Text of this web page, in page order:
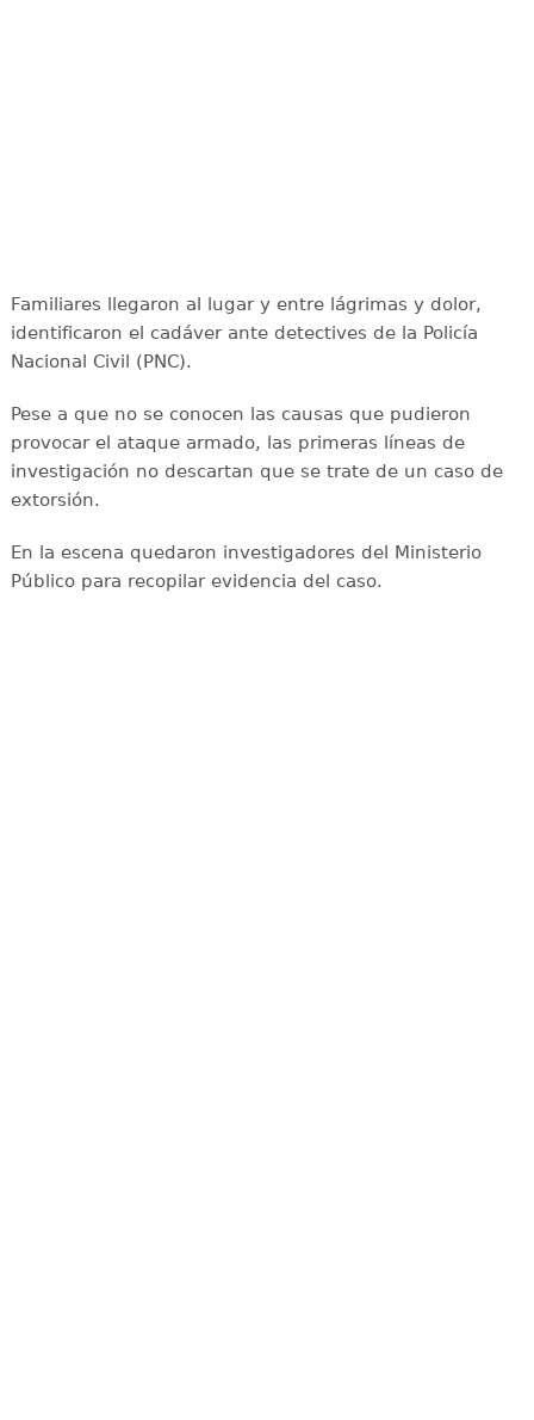
Familiares llegaron al lugar y entre lágrimas y dolor,
identificaron el cadáver ante detectives de la Policía
Nacional Civil (PNC).
Pese a que no se conocen las causas que pudieron
provocar el ataque armado, las primeras líneas de
investigación no descartan que se trate de un caso de
extorsión.
En la escena quedaron investigadores del Ministerio
Público para recopilar evidencia del caso.